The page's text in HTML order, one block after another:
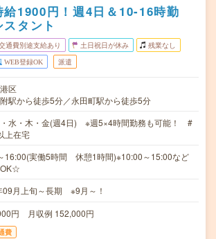
給1900円！週4日＆10-16時勤
タント
通費別途支給あり 土日祝日が休み 残業なし
WEB登録OK 派遣
区
駅から徒歩5分／永田町駅から徒歩5分
・水・木・金(週4日) ※週5×4時間勤務も可能！ #
上在宅
16:00(実働5時間 休憩1時間)※10:00～15:00など
OK☆
09月上旬～長期 ※9月～！
円 月収例 152,000円
費